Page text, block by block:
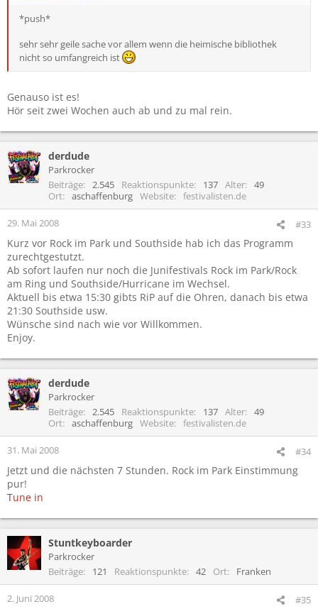
*push*
sehr sehr geile sache vor allem wenn die heimische bibliothek
nicht so umfangreich ist
Genauso ist es!
Hör seit zwei Wochen auch ab und zu mal rein.
derdude
Parkrocker
Beiträge
2.545 Reaktionspunkte 137 Alter
49
Ort
aschaffenburg Website festivalisten.de
29. Mai 2008 #33
Kurz vor Rock im Park und Southside hab ich das Programm
zurechtgestutzt.
Ab sofort laufen nur noch die Junifestivals Rock im Park/Rock
am Ring und Southside/Hurricane im Wechsel.
Aktuell bis etwa 15:30 gibts RiP auf die Ohren, danach bis etwa
21:30 Southside usw.
Wünsche sind nach wie vor Willkommen.
Enjoy.
derdude
Parkrocker
Beiträge
2.545 Reaktionspunkte 137 Alter
49
Ort
aschaffenburg Website festivalisten.de
31. Mai 2008 #34
Jetzt und die nächsten 7 Stunden. Rock im Park Einstimmung
pur!
Tune in
Stuntkeyboarder
Parkrocker
Beiträge
121 Reaktionspunkte 42 Ort Franken
2. Juni 2008 #35